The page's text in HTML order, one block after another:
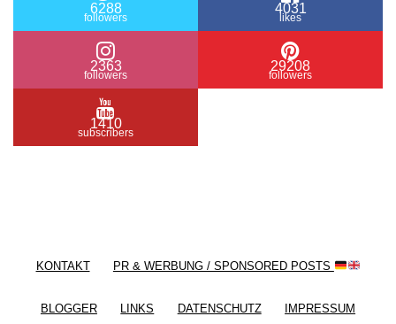
6288
followers
4031
likes
2363
followers
29208
followers
1410
subscribers
KONTAKT PR & WERBUNG / SPONSORED POSTS
BLOGGER LINKS DATENSCHUTZ IMPRESSUM